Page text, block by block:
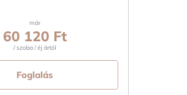
már
60 120 Ft
/ szoba / éj ártól
Foglalás